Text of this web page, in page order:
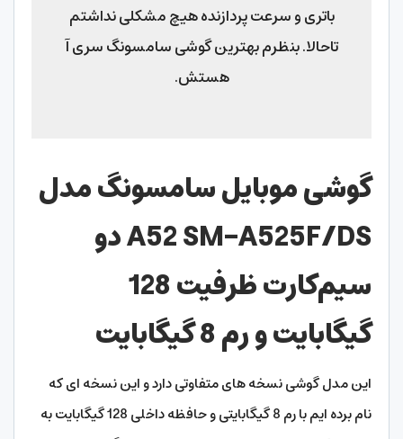
باتری و سرعت پردازنده هیچ مشکلی نداشتم
تاحالا. بنظرم بهترین گوشی سامسونگ سری آ
هستش.
گوشی موبایل سامسونگ مدل
A52 SM-A525F/DS دو
سیم‌کارت ظرفیت 128
گیگابایت و رم 8 گیگابایت
این مدل گوشی نسخه های متفاوتی دارد و این نسخه ای که
نام برده ایم با رم 8 گیگابایتی و حافظه داخلی 128 گیگابایت به